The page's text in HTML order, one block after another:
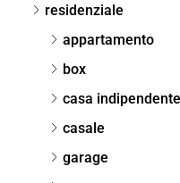
residenziale
appartamento
box
casa indipendente
casale
garage